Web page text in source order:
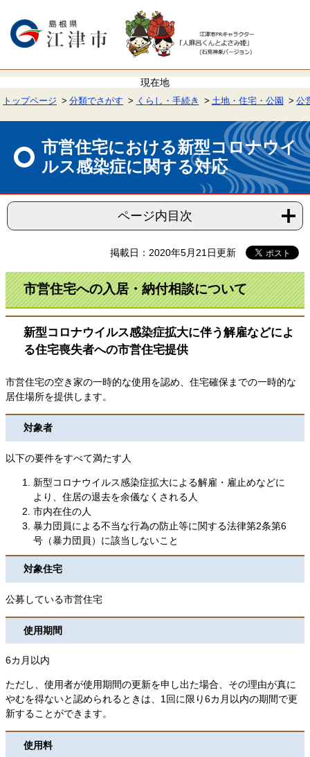
で
ば
本トップページ 分類でさがす くらし・手続き 土地・住宅・公園 公
市営住宅における新型コロナウイ
ルス感染症に関する対応
ページ内目次
掲載日：2020年5月21日更新
市営住宅への入居・納付相談について
新型コロナウイルス感染症拡大に伴う解雇などによ
る住宅喪失者への市営住宅提供
市営住宅の空き家の一時的な使用を認め、住宅確保までの一時的な
居住場所を提供します。
対象者
以下の要件をすべて満たす人
新型コロナウイルス感染症拡大による解雇・雇止めなどに
より、住居の退去を余儀なくされる人
市内在住の人
暴力団員による不当な行為の防止等に関する法律第2条第6
号（暴力団員）に該当しないこと
対象住宅
公募している市営住宅
使用期間
6カ月以内
ただし、使用者が使用期間の更新を申し出た場合、その理由が真に
やむを得ないと認められるときは、1回に限り6カ月以内の期間で更
新することができます。
使用料